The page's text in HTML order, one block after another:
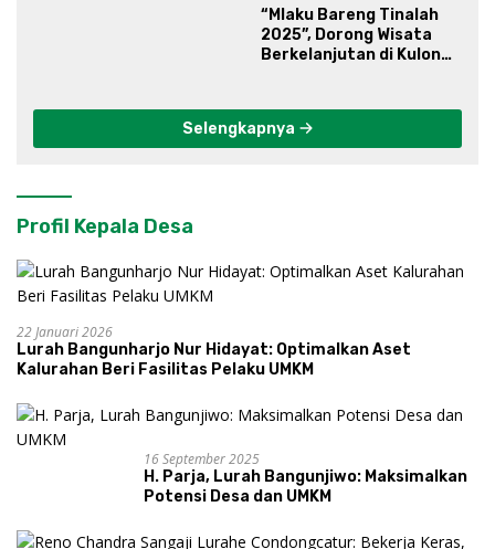
“Mlaku Bareng Tinalah
2025”, Dorong Wisata
Berkelanjutan di Kulon
Selengkapnya
Profil Kepala Desa
22 Januari 2026
Lurah Bangunharjo Nur Hidayat: Optimalkan Aset
Kalurahan Beri Fasilitas Pelaku UMKM
16 September 2025
H. Parja, Lurah Bangunjiwo: Maksimalkan
Potensi Desa dan UMKM